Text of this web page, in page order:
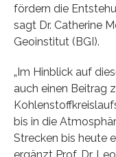
fördern die
sagt Dr. Catherine
Geoinstitut (BGI).
„Im Hinblick auf
auch einen Beitrag
bis in die
Strecken bis heute